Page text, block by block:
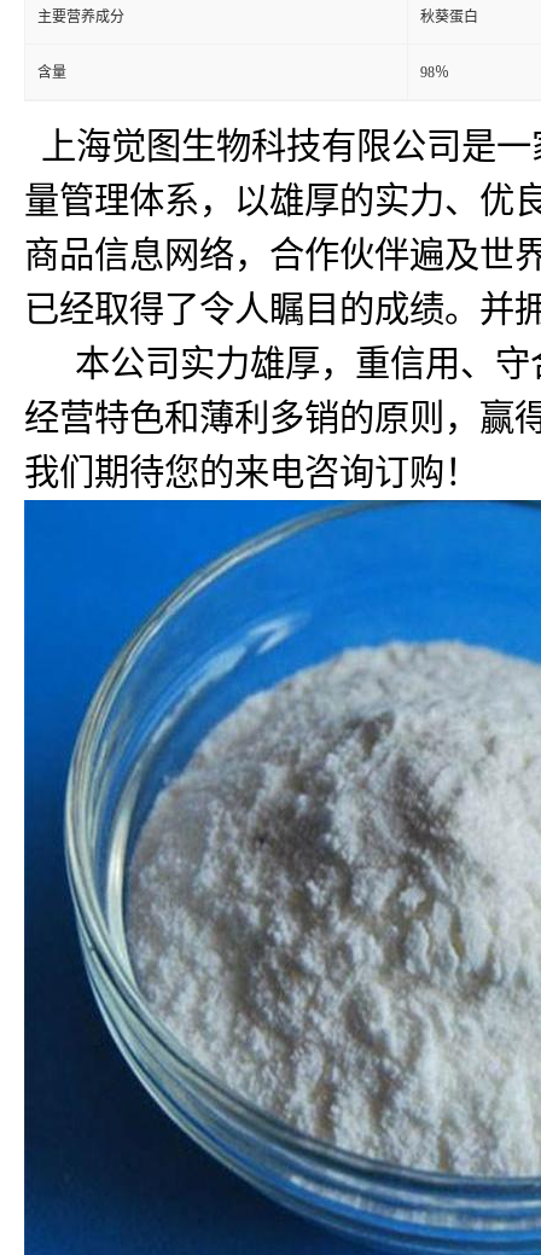
主要营养成分 秋葵蛋白
含量 98％
上海觉图生物科技有限公司是
量管理体系，以雄厚的实力、优
商品信息网络，合作伙伴遍及世
已经取得了令人瞩目的成绩。并
本公司实力雄厚，重信用、守
经营特色和薄利多销的原则，赢
我们期待您的来电咨询订购！